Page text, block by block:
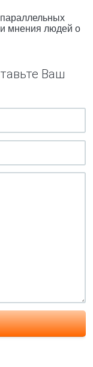
мнения людей о
Ваш